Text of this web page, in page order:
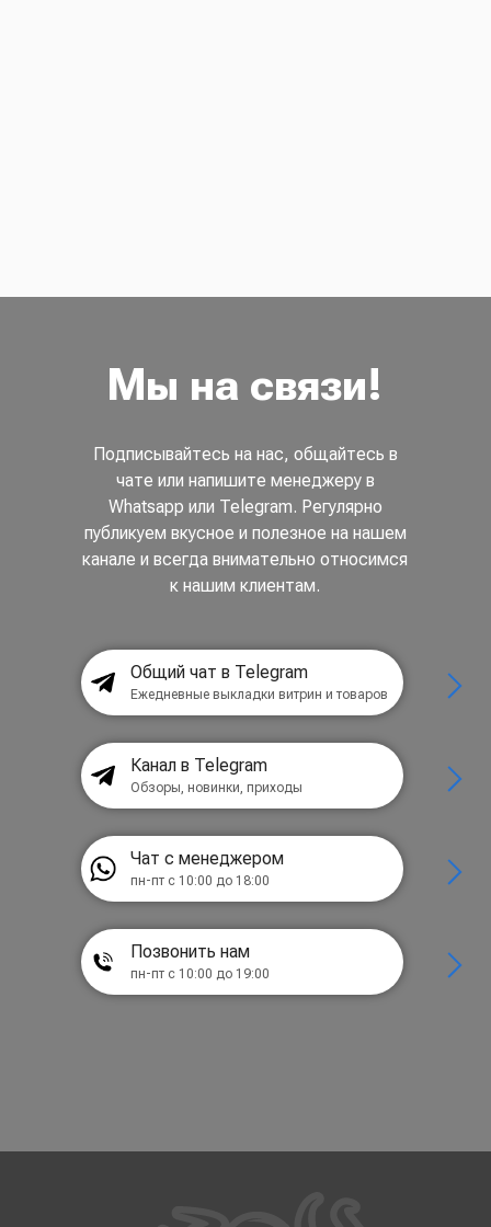
Мы на связи!
Подписывайтесь на нас, общайтесь в
чате или напишите менеджеру в
Whatsapp или Telegram. Регулярно
публикуем вкусное и полезное на нашем
канале и всегда внимательно относимся
к нашим клиентам.
Общий чат в Telegram
Ежедневные выкладки витрин и товаров
Канал в Telegram
Обзоры, новинки, приходы
Чат с менеджером
пн-пт с 10:00 до 18:00
Позвонить нам
пн-пт с 10:00 до 19:00